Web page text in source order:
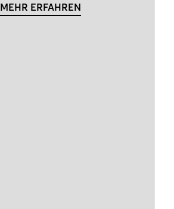
MEHR ERFAHREN